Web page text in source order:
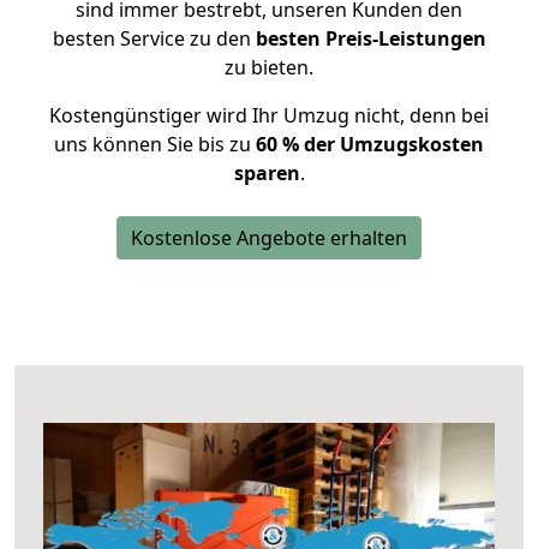
sind immer bestrebt, unseren Kunden den
besten Service zu den besten Preis-Leistungen
zu bieten.
Kostengünstiger wird Ihr Umzug nicht, denn bei
uns können Sie bis zu 60 % der Umzugskosten
sparen.
Kostenlose Angebote erhalten